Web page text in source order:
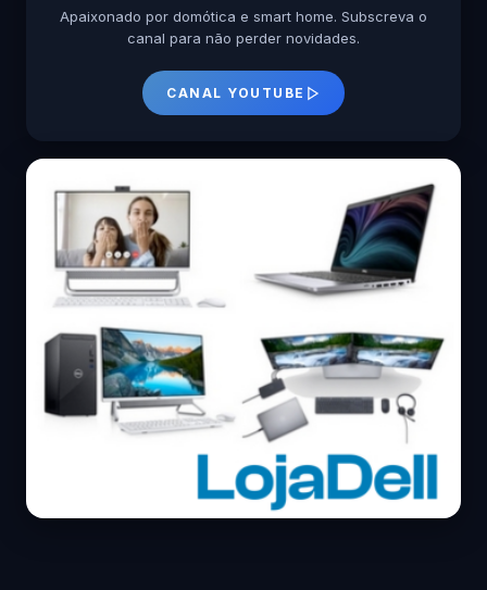
Apaixonado por domótica e smart home. Subscreva o
canal para não perder novidades.
CANAL YOUTUBE